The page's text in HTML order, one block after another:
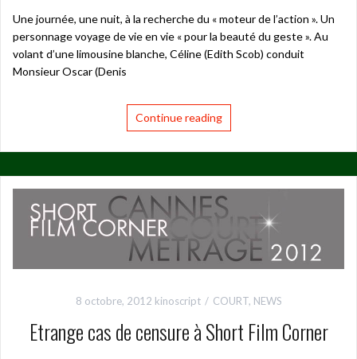
Une journée, une nuit, à la recherche du « moteur de l’action ». Un
personnage voyage de vie en vie « pour la beauté du geste ». Au
volant d’une limousine blanche, Céline (Edith Scob) conduit
Monsieur Oscar (Denis
Continue reading
8 octobre, 2012 kinoscript COURT, NEWS
Etrange cas de censure à Short Film Corner